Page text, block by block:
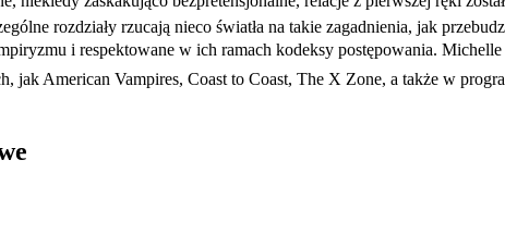
rozdziały rzucają nieco światła na takie zagadnienia, jak
i respektowane w ich ramach kodeksy postępowania. Michelle
jak American Vampires, Coast to Coast, The X Zone, a także w